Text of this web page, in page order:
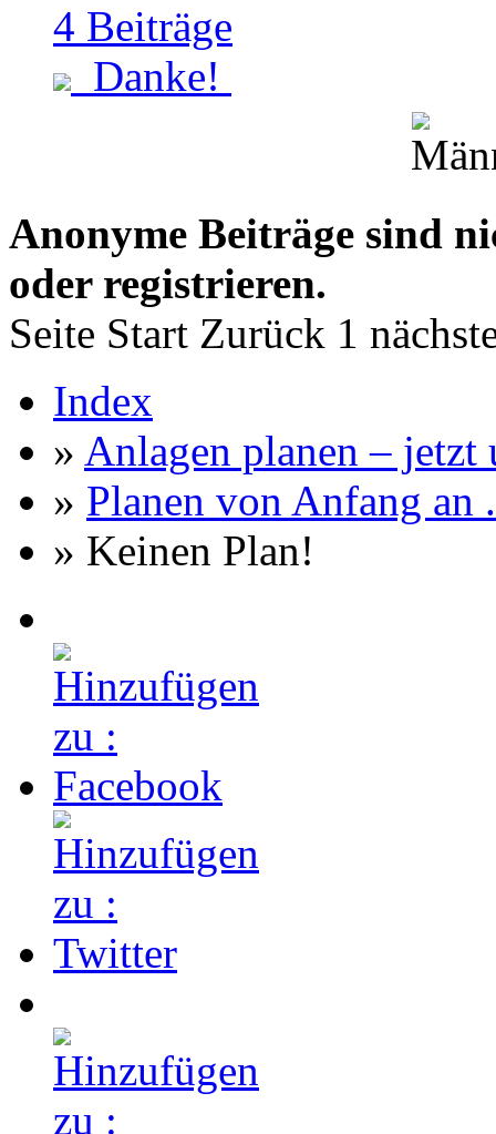
4 Beiträge
Danke!
Anonyme Beiträge sind
oder registrieren.
Seite Start Zurück 1
Index
» Anlagen planen – jetzt
» Planen von Anfang an
» Keinen Plan!